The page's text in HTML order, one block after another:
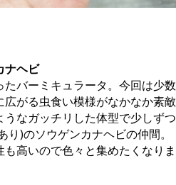
ナヘビ
バーミキュラータ。今回は少数
がる虫食い模様がなかなか素敵
なガッチリした体型で少しずつ
)のソウゲンカナヘビの仲間。
高いので色々と集めたくなりま